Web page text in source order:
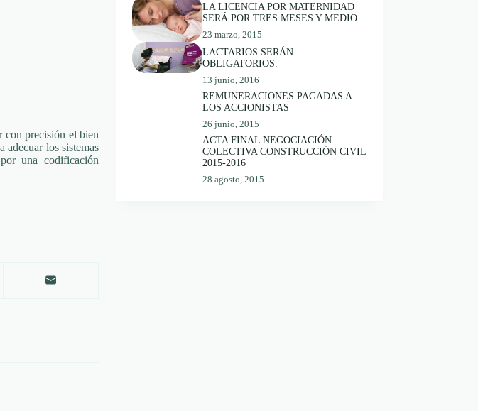
con precisión el bien
los sistemas
una codificación
LA LICENCIA POR MATERNIDAD
SERÁ POR TRES MESES Y MEDIO
23 marzo, 2015
LACTARIOS SERÁN
OBLIGATORIOS.
13 junio, 2016
REMUNERACIONES PAGADAS A
LOS ACCIONISTAS
26 junio, 2015
ACTA FINAL NEGOCIACIÓN
COLECTIVA CONSTRUCCIÓN CIVIL
2015-2016
28 agosto, 2015